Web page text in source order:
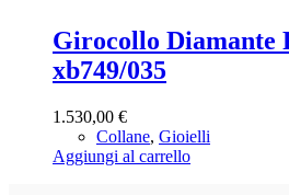
Girocollo Diamante
xb749/035
1.530,00 €
Collane, Gioielli
Aggiungi al carrello